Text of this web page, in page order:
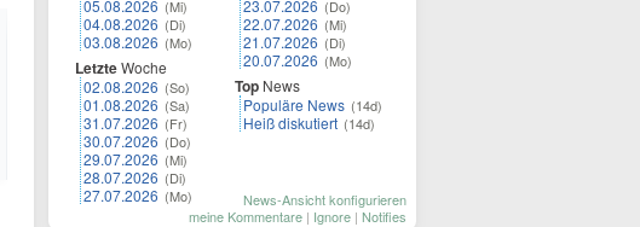
05.08.2026 (Mi)
04.08.2026 (Di)
03.08.2026 (Mo)
LetzteWoche
02.08.2026 (So)
01.08.2026 (Sa)
31.07.2026 (Fr)
30.07.2026 (Do)
29.07.2026 (Mi)
28.07.2026 (Di)
27.07.2026 (Mo)
23.07.2026 (Do)
22.07.2026 (Mi)
21.07.2026 (Di)
20.07.2026 (Mo)
Top News
Populäre News (14d)
Heiß diskutiert (14d)
News-Ansicht konfigurieren
meine Kommentare | Ignore | Notifies